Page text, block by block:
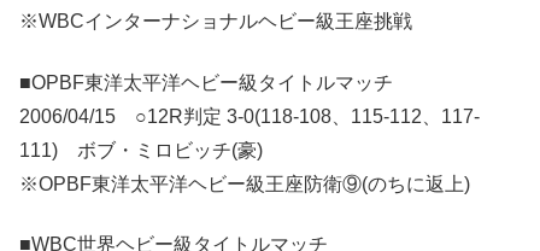
※WBCインターナショナルヘビー級王座挑戦
■OPBF東洋太平洋ヘビー級タイトルマッチ
2006/04/15 ○12R判定 3-0(118-108、115-112、117-
111) ボブ・ミロビッチ(豪)
※OPBF東洋太平洋ヘビー級王座防衛⑨(のちに返上)
■WBC世界ヘビー級タイトルマッチ